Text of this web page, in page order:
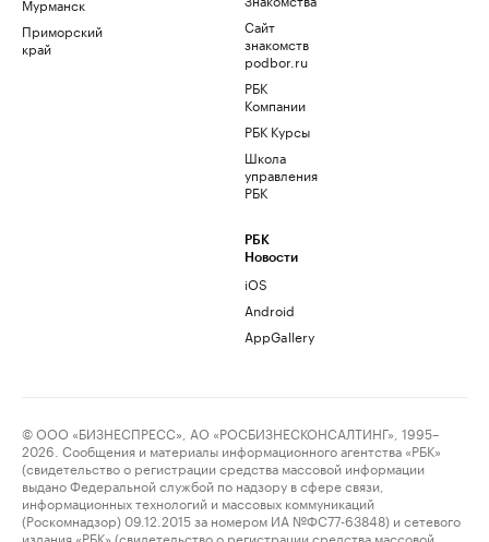
Приморский
край
Сайт
знакомств
podbor.ru
РБК
Компании
РБК Курсы
Школа
управления
РБК
РБК
Новости
iOS
Android
AppGallery
© ООО «БИЗНЕСПРЕСС», АО «РОСБИЗНЕСКОНСАЛТИНГ», 1995–
2026. Сообщения и материалы информационного агентства «РБК»
(свидетельство о регистрации средства массовой информации
выдано Федеральной службой по надзору в сфере связи,
информационных технологий и массовых коммуникаций
(Роскомнадзор) 09.12.2015 за номером ИА №ФС77-63848) и сетевого
издания «РБК» (свидетельство о регистрации средства массовой